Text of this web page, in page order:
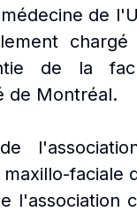
de
chargé
de la
de Montréal.
faciale
l'association